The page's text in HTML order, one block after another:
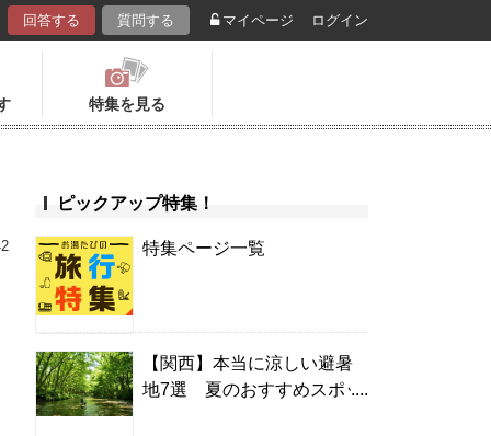
回答する 質問する マイページ ログイン
特集を見る
ピックアップ特集！
特集ページ一覧
【関西】本当に涼しい避暑
地7選 夏のおすすめスポッ